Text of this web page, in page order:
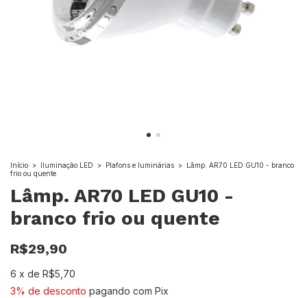
Início > Iluminação LED > Plafons e luminárias > Lâmp. AR70 LED GU10 - branco
frio ou quente
Lâmp. AR70 LED GU10 -
branco frio ou quente
R$29,90
6 x de R$5,70
3% de desconto pagando com Pix